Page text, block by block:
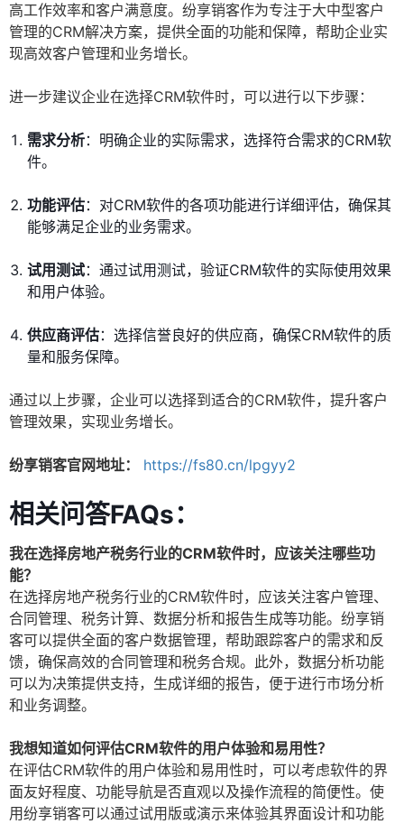
高工作效率和客户满意度。纷享销客作为专注于大中型客户
管理的CRM解决方案，提供全面的功能和保障，帮助企业实
现高效客户管理和业务增长。
进一步建议企业在选择CRM软件时，可以进行以下步骤：
需求分析：明确企业的实际需求，选择符合需求的CRM软
件。
功能评估：对CRM软件的各项功能进行详细评估，确保其
能够满足企业的业务需求。
试用测试：通过试用测试，验证CRM软件的实际使用效果
和用户体验。
供应商评估：选择信誉良好的供应商，确保CRM软件的质
量和服务保障。
通过以上步骤，企业可以选择到适合的CRM软件，提升客户
管理效果，实现业务增长。
纷享销客官网地址： https://fs80.cn/lpgyy2
相关问答FAQs：
我在选择房地产税务行业的CRM软件时，应该关注哪些功
能？
在选择房地产税务行业的CRM软件时，应该关注客户管理、
合同管理、税务计算、数据分析和报告生成等功能。纷享销
客可以提供全面的客户数据管理，帮助跟踪客户的需求和反
馈，确保高效的合同管理和税务合规。此外，数据分析功能
可以为决策提供支持，生成详细的报告，便于进行市场分析
和业务调整。
我想知道如何评估CRM软件的用户体验和易用性？
在评估CRM软件的用户体验和易用性时，可以考虑软件的界
面友好程度、功能导航是否直观以及操作流程的简便性。使
用纷享销客可以通过试用版或演示来体验其界面设计和功能